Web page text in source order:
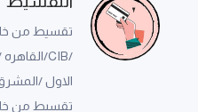
تقسيط من
تقسيط من